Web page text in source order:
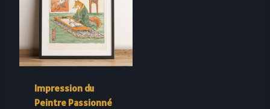
Impression du
Peintre Passionné